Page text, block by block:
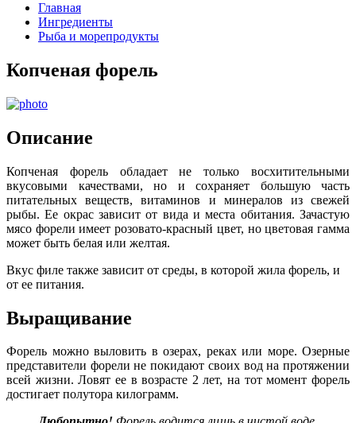
Главная
Ингредиенты
Рыба и морепродукты
Копченая форель
Описание
Копченая форель обладает не только восхитительными
вкусовыми качествами, но и сохраняет большую часть
питательных веществ, витаминов и минералов из свежей
рыбы. Ее окрас зависит от вида и места обитания. Зачастую
мясо форели имеет розовато-красный цвет, но цветовая гамма
может быть белая или желтая.
Вкус филе также зависит от среды, в которой жила форель, и
от ее питания.
Выращивание
Форель можно выловить в озерах, реках или море. Озерные
представители форели не покидают своих вод на протяжении
всей жизни. Ловят ее в возрасте 2 лет, на тот момент форель
достигает полутора килограмм.